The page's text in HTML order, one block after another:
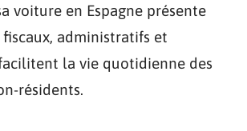
voiture en Espagne présente
fiscaux, administratifs et
la vie quotidienne des
résidents.